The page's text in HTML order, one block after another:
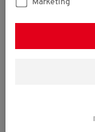
Marketing